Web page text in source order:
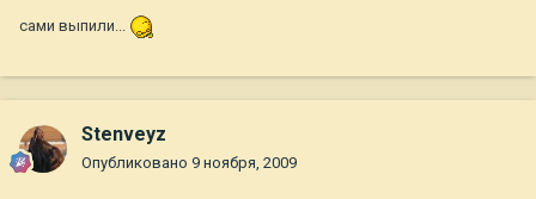
сами выпили...
Stenveyz
Опубликовано 9 ноября, 2009